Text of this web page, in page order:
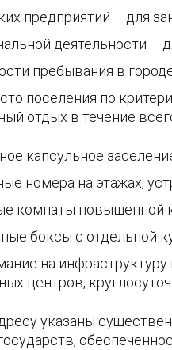
предприятий – для
деятельности –
пребывания в
поселения по
отдых в течение
капсульное
номера на этажах,
комнаты повышенной
боксы с отдельной
на
центров,
указаны